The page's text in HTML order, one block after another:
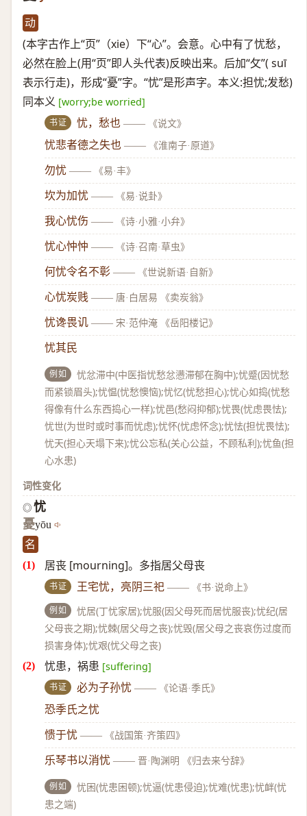
动
(本字古作上“页”（xie）下“心”。会意。心中有了忧愁，
必然在脸上(用“页”即人头代表)反映出来。后加“攵”( suī
表示行走)，形成“憂”字。“忧”是形声字。本义:担忧;发愁)
同本义 [worry;be worried]
书证 忧，愁也 —— 《说文》
忧悲者德之失也 —— 《淮南子·原道》
勿忧 —— 《易·丰》
坎为加忧 —— 《易·说卦》
我心忧伤 —— 《诗·小雅·小弁》
忧心忡忡 —— 《诗·召南·草虫》
何忧令名不彰 —— 《世说新语·自新》
心忧炭贱 —— 唐·白居易 《卖炭翁》
忧谗畏讥 —— 宋·范仲淹 《岳阳楼记》
忧其民
例如
忧忿滞中(中医指忧愁忿懑滞郁在胸中);忧蹙(因忧愁
而紧锁眉头);忧愠(忧愁懊恼);忧忆(忧愁担心);忧心如捣(忧愁
得像有什么东西捣心一样);忧邑(愁闷抑郁);忧畏(忧虑畏怯);
忧世(为世时或时事而忧虑);忧怀(忧虑怀念);忧怯(担忧畏怯);
忧天(担心天塌下来);忧公忘私(关心公益，不顾私利);忧鱼(担
心水患)
词性变化
◎ 忧
憂yōu
名
居丧 [mourning]。多指居父母丧
书证 王宅忧，亮阴三祀 —— 《书·说命上》
例如
忧居(丁忧家居);忧服(因父母死而居忧服丧);忧纪(居
父母丧之期);忧棘(居父母之丧);忧毁(居父母之丧哀伤过度而
损害身体);忧艰(忧父母之丧)
忧患，祸患 [suffering]
书证 必为子孙忧 —— 《论语·季氏》
恐季氏之忧
愦于忧 —— 《战国策·齐策四》
乐琴书以消忧 —— 晋·陶渊明 《归去来兮辞》
例如
忧困(忧患困顿);忧逼(忧患侵迫);忧难(忧患);忧衅(忧
患之端)